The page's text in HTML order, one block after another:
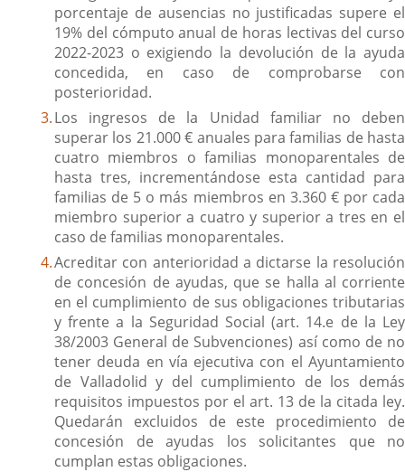
porcentaje de ausencias no justificadas supere el
19% del cómputo anual de horas lectivas del curso
2022-2023 o exigiendo la devolución de la ayuda
concedida, en caso de comprobarse con
posterioridad.
Los ingresos de la Unidad familiar no deben
superar los 21.000 € anuales para familias de hasta
cuatro miembros o familias monoparentales de
hasta tres, incrementándose esta cantidad para
familias de 5 o más miembros en 3.360 € por cada
miembro superior a cuatro y superior a tres en el
caso de familias monoparentales.
Acreditar con anterioridad a dictarse la resolución
de concesión de ayudas, que se halla al corriente
en el cumplimiento de sus obligaciones tributarias
y frente a la Seguridad Social (art. 14.e de la Ley
38/2003 General de Subvenciones) así como de no
tener deuda en vía ejecutiva con el Ayuntamiento
de Valladolid y del cumplimiento de los demás
requisitos impuestos por el art. 13 de la citada ley.
Quedarán excluidos de este procedimiento de
concesión de ayudas los solicitantes que no
cumplan estas obligaciones.